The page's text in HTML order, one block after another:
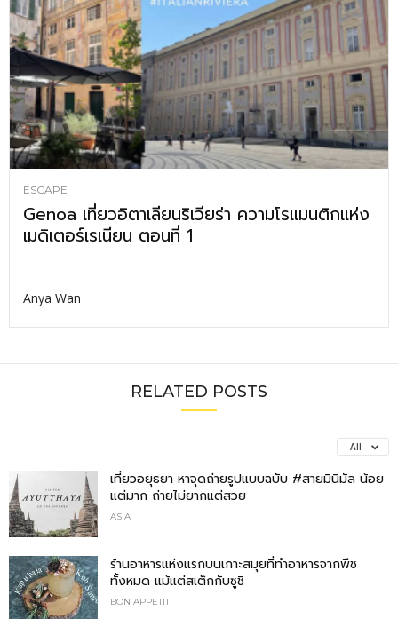
ESCAPE
Genoa เที่ยวอิตาเลียนริเวียร่า ความโรแมนติกแห่ง
เมดิเตอร์เรเนียน ตอนที่ 1
Anya Wan
RELATED POSTS
All
เที่ยวอยุธยา หาจุดถ่ายรูปแบบฉบับ #สายมินิมัล น้อย
แต่มาก ถ่ายไม่ยากแต่สวย
ASIA
ร้านอาหารแห่งแรกบนเกาะสมุยที่ทำอาหารจากพืช
ทั้งหมด แม้แต่สเต็กกับซูชิ
BON APPETIT